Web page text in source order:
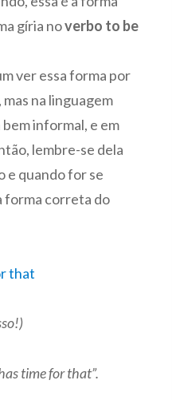
gíria noverbo to be
ver essa forma por
na linguagem
informal, e em
lembre-se dela
e quando for se
forma correta do
time for that”.